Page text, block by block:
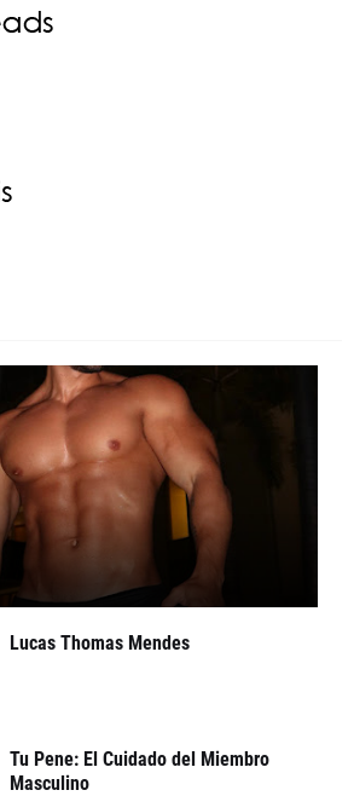
Lucas Thomas Mendes
Tu Pene: El Cuidado del Miembro
Masculino